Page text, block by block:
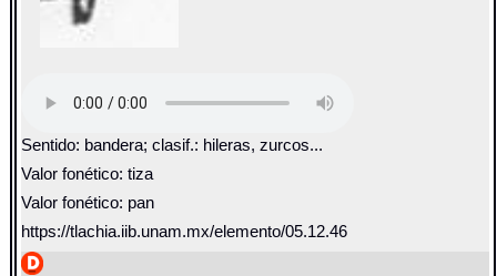
Sentido: bandera; clasif.: hileras, zurcos...
Valor fonético: tiza
Valor fonético: pan
https://tlachia.iib.unam.mx/elemento/05.12.46